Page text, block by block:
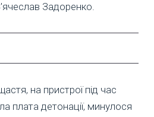
Задоренко.
на пристрої під час
плата детонації, минулося